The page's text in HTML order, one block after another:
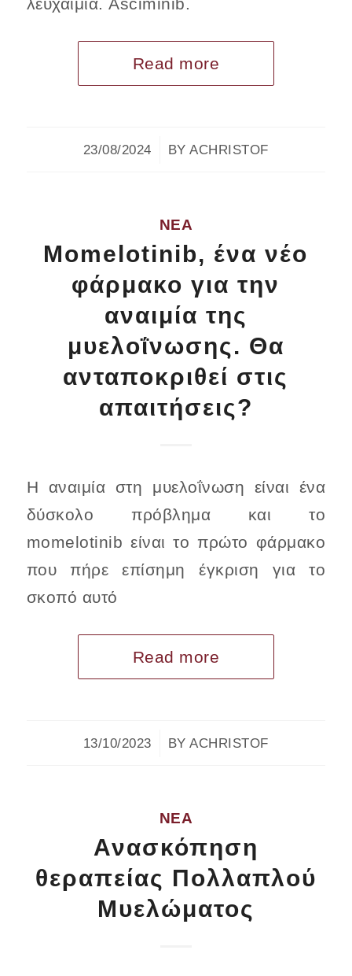
λευχαιμία. Asciminib.
Read more
23/08/2024
/ BYACHRISTOF
ΝΈΑ
Momelotinib, ένα νέο
φάρμακο για την
αναιμία της
μυελοΐνωσης. Θα
ανταποκριθεί στις
απαιτήσεις?
Η αναιμία στη μυελοΐνωση είναι ένα
δύσκολο πρόβλημα και το
momelotinib είναι το πρώτο φάρμακο
που πήρε επίσημη έγκριση για το
σκοπό αυτό
Read more
13/10/2023
/ BYACHRISTOF
ΝΈΑ
Ανασκόπηση
θεραπείας Πολλαπλού
Μυελώματος